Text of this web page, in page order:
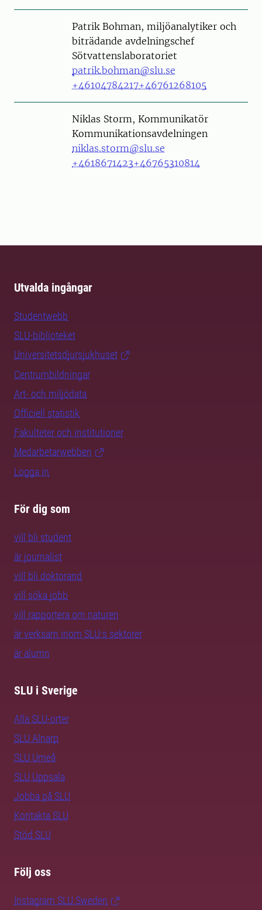
PersonPatrik Bohman, miljöanalytiker och
biträdande avdelningschef
Sötvattenslaboratoriet
patrik.bohman@slu.se
+46104784217+46761268105
PersonNiklas Storm, Kommunikatör
Kommunikationsavdelningen
niklas.storm@slu.se
+4618671423+46765310814
Utvalda ingångar
Studentwebb
SLU-biblioteket
Universitetsdjursjukhuset
Centrumbildningar
Art- och miljödata
Officiell statistik
Fakulteter och institutioner
Medarbetarwebben
Logga in
För dig som
vill bli student
är journalist
vill bli doktorand
vill söka jobb
vill rapportera om naturen
är verksam inom SLU:s sektorer
är alumn
SLU i Sverige
Alla SLU-orter
SLU Alnarp
SLU Umeå
SLU Uppsala
Jobba på SLU
Kontakta SLU
Stöd SLU
Följ oss
Instagram SLU.Sweden